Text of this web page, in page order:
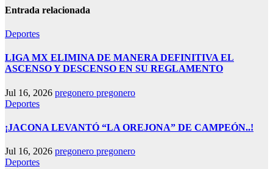
Entrada relacionada
Deportes
LIGA MX ELIMINA DE MANERA DEFINITIVA EL
ASCENSO Y DESCENSO EN SU REGLAMENTO
Jul 16, 2026 pregonero pregonero
Deportes
¡JACONA LEVANTÓ “LA OREJONA” DE CAMPEÓN..!
Jul 16, 2026 pregonero pregonero
Deportes